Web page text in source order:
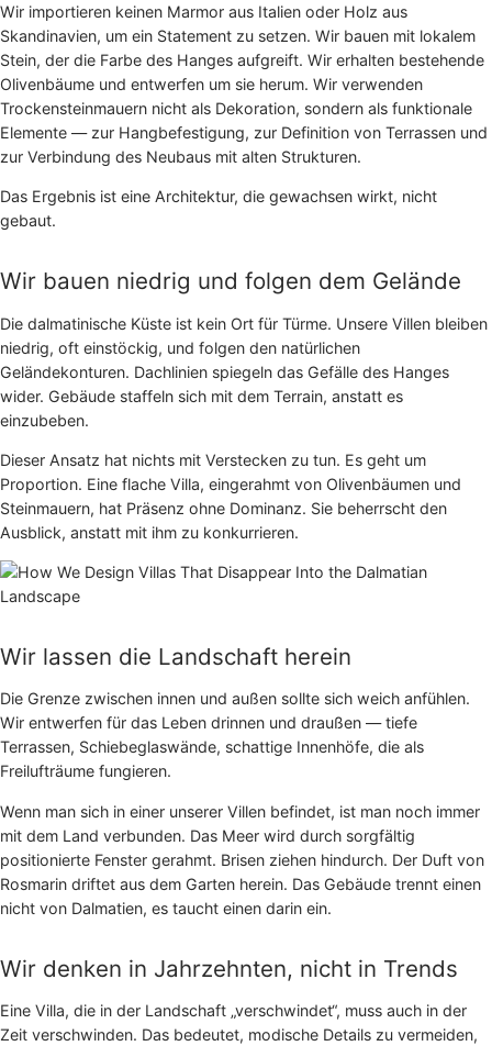
Wir importieren keinen Marmor aus Italien oder Holz aus
Skandinavien, um ein Statement zu setzen. Wir bauen mit lokalem
Stein, der die Farbe des Hanges aufgreift. Wir erhalten bestehende
Olivenbäume und entwerfen um sie herum. Wir verwenden
Trockensteinmauern nicht als Dekoration, sondern als funktionale
Elemente — zur Hangbefestigung, zur Definition von Terrassen und
zur Verbindung des Neubaus mit alten Strukturen.
Das Ergebnis ist eine Architektur, die gewachsen wirkt, nicht
gebaut.
Wir bauen niedrig und folgen dem Gelände
Die dalmatinische Küste ist kein Ort für Türme. Unsere Villen bleiben
niedrig, oft einstöckig, und folgen den natürlichen
Geländekonturen. Dachlinien spiegeln das Gefälle des Hanges
wider. Gebäude staffeln sich mit dem Terrain, anstatt es
einzubeben.
Dieser Ansatz hat nichts mit Verstecken zu tun. Es geht um
Proportion. Eine flache Villa, eingerahmt von Olivenbäumen und
Steinmauern, hat Präsenz ohne Dominanz. Sie beherrscht den
Ausblick, anstatt mit ihm zu konkurrieren.
Wir lassen die Landschaft herein
Die Grenze zwischen innen und außen sollte sich weich anfühlen.
Wir entwerfen für das Leben drinnen und draußen — tiefe
Terrassen, Schiebeglaswände, schattige Innenhöfe, die als
Freilufträume fungieren.
Wenn man sich in einer unserer Villen befindet, ist man noch immer
mit dem Land verbunden. Das Meer wird durch sorgfältig
positionierte Fenster gerahmt. Brisen ziehen hindurch. Der Duft von
Rosmarin driftet aus dem Garten herein. Das Gebäude trennt einen
nicht von Dalmatien, es taucht einen darin ein.
Wir denken in Jahrzehnten, nicht in Trends
Eine Villa, die in der Landschaft „verschwindet“, muss auch in der
Zeit verschwinden. Das bedeutet, modische Details zu vermeiden,